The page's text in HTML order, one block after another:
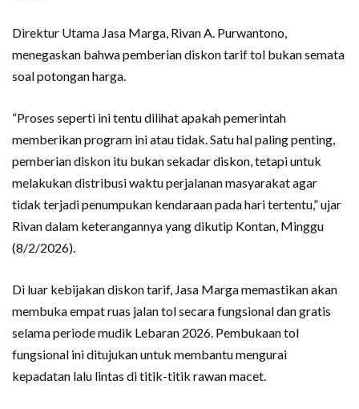
Direktur Utama Jasa Marga, Rivan A. Purwantono,
menegaskan bahwa pemberian diskon tarif tol bukan semata
soal potongan harga.
“Proses seperti ini tentu dilihat apakah pemerintah
memberikan program ini atau tidak. Satu hal paling penting,
pemberian diskon itu bukan sekadar diskon, tetapi untuk
melakukan distribusi waktu perjalanan masyarakat agar
tidak terjadi penumpukan kendaraan pada hari tertentu,” ujar
Rivan dalam keterangannya yang dikutip Kontan, Minggu
(8/2/2026).
Di luar kebijakan diskon tarif, Jasa Marga memastikan akan
membuka empat ruas jalan tol secara fungsional dan gratis
selama periode mudik Lebaran 2026. Pembukaan tol
fungsional ini ditujukan untuk membantu mengurai
kepadatan lalu lintas di titik-titik rawan macet.